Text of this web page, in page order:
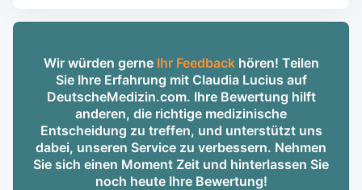
Wir würden gerne Ihr Feedbackhören! Teilen
Sie Ihre Erfahrung mit Claudia Lucius auf
DeutscheMedizin.com. Ihre Bewertung hilft
anderen, die richtige medizinische
Entscheidung zu treffen, und unterstützt uns
dabei, unseren Service zu verbessern. Nehmen
Sie sich einen Moment Zeit und hinterlassen Sie
noch heute Ihre Bewertung!